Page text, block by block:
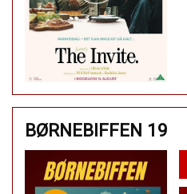
BØRNEBIFFEN 19